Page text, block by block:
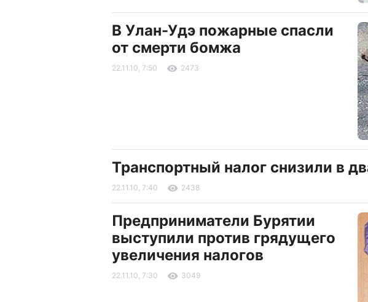
В Улан-Удэ пожарные спасли
от смерти бомжа
22.11.10, 7:50 2473
Транспортный налог снизили в
22.11.10, 7:40 2438
Предприниматели Бурятии
выступили против грядущего
увеличения налогов
22.11.10, 7:30 3049